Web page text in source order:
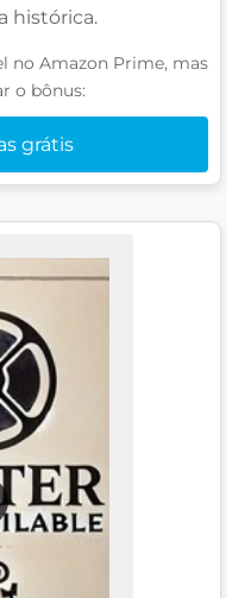
histórica.
no Amazon Prime, mas
o bônus:
grátis